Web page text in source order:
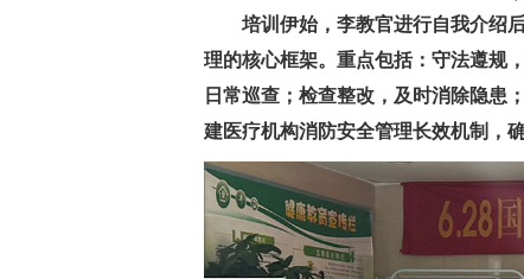
培训伊始，李教官进行自我介绍
理的核心框架。重点包括：守法遵规
日常巡查；检查整改，及时消除隐患；
建医疗机构消防安全管理长效机制，